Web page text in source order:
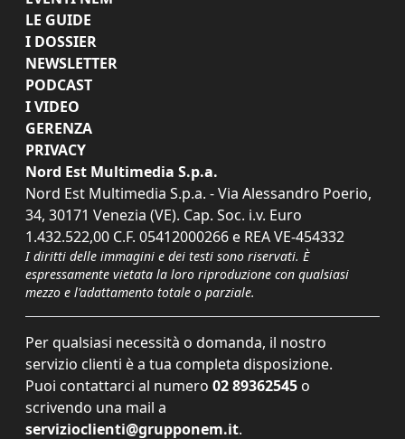
LE GUIDE
I DOSSIER
NEWSLETTER
PODCAST
I VIDEO
GERENZA
PRIVACY
Nord Est Multimedia S.p.a.
Nord Est Multimedia S.p.a. - Via Alessandro Poerio,
34, 30171 Venezia (VE). Cap. Soc. i.v. Euro
1.432.522,00 C.F. 05412000266 e REA VE-454332
I diritti delle immagini e dei testi sono riservati. È
espressamente vietata la loro riproduzione con qualsiasi
mezzo e l'adattamento totale o parziale.
Per qualsiasi necessità o domanda, il nostro
servizio clienti è a tua completa disposizione.
Puoi contattarci al numero 02 89362545 o
scrivendo una mail a
servizioclienti@grupponem.it.